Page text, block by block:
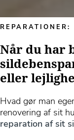
REPARATIONER:
Når du har
eller
Hvad gør man
renovering af sit
reparation af sit